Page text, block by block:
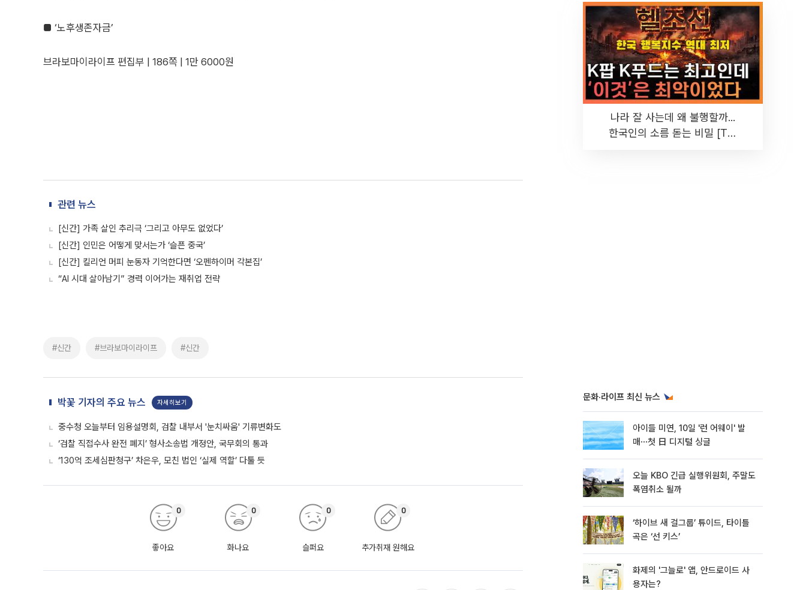
■ ‘노후생존자금’
브라보마이라이프 편집부 | 186쪽 | 1만 6000원
관련 뉴스
[신간] 가족 살인 추리극 ‘그리고 아무도 없었다’
[신간] 인민은 어떻게 맞서는가 ‘슬픈 중국’
[신간] 킬리언 머피 눈동자 기억한다면 ‘오펜하이머 각본집’
“AI 시대 살아남기” 경력 이어가는 재취업 전략
#신간 #브라보마이라이프 #신간
박꽃 기자의 주요 뉴스 자세히보기
중수청 오늘부터 임용설명회, 검찰 내부서 '눈치싸움' 기류변화도
‘검찰 직접수사 완전 폐지’ 형사소송법 개정안, 국무회의 통과
‘130억 조세심판청구’ 차은우, 모친 법인 ‘실제 역할’ 다툴 듯
좋아요
0
화나요
0
슬퍼요
0
추가취재 원해요
0
나라 잘 사는데 왜 불행할까...
한국인의 소름 돋는 비밀 [T같
문화·라이프 최신 뉴스
아이들 미연, 10일 '런 어웨이' 발
매⋯첫 日 디지털 싱글
오늘 KBO 긴급 실행위원회, 주말도
폭염취소 될까
‘하이브 새 걸그룹’ 튜이드, 타이틀
곡은 ‘선 키스’
화제의 '그늘로' 앱, 안드로이드 사
용자는?